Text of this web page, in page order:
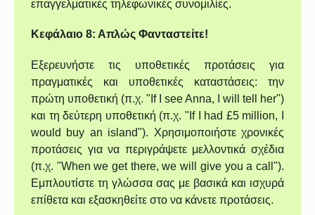
επαγγελματικές τηλεφωνικές συνομιλίες.
Κεφάλαιο 8: Απλώς Φανταστείτε!
Εξερευνήστε τις υποθετικές προτάσεις για
πραγματικές και υποθετικές καταστάσεις: την
πρώτη υποθετική (π.χ. "If I see Anna, I will tell her")
και τη δεύτερη υποθετική (π.χ. "If I had £5 million, I
would buy an island"). Χρησιμοποιήστε χρονικές
προτάσεις για να περιγράψετε μελλοντικά σχέδια
(π.χ. "When we get there, we will give you a call").
Εμπλουτίστε τη γλώσσα σας με βασικά και ισχυρά
επίθετα και εξασκηθείτε στο να κάνετε προτάσεις.